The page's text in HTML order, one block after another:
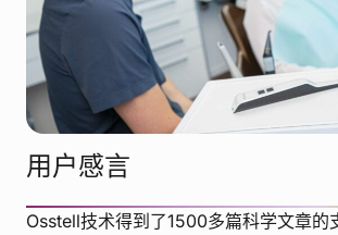
用户感言
Osstell技术得到了1500多篇科学文章的